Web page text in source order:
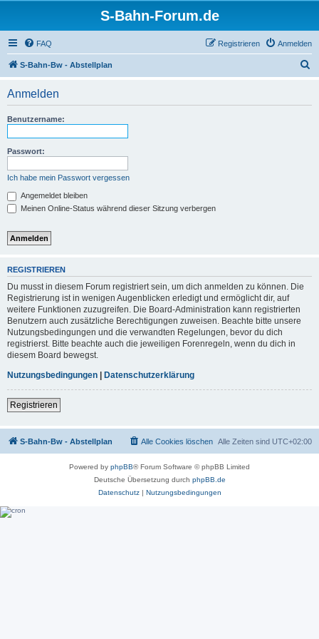
S-Bahn-Forum.de
FAQ Anmelden
Registrieren
S-Bahn-Bw - Abstellplan
Anmelden
Benutzername:
Passwort:
Ich habe mein Passwort vergessen
Angemeldet bleiben
Meinen Online-Status während dieser Sitzung verbergen
REGISTRIEREN
Du musst in diesem Forum registriert sein, um dich anmelden zu können. Die
Registrierung ist in wenigen Augenblicken erledigt und ermöglicht dir, auf
weitere Funktionen zuzugreifen. Die Board-Administration kann registrierten
Benutzern auch zusätzliche Berechtigungen zuweisen. Beachte bitte unsere
Nutzungsbedingungen und die verwandten Regelungen, bevor du dich
registrierst. Bitte beachte auch die jeweiligen Forenregeln, wenn du dich in
diesem Board bewegst.
Nutzungsbedingungen | Datenschutzerklärung
Registrieren
S-Bahn-Bw - Abstellplan Alle Zeiten sind UTC+02:00
Alle Cookies löschen
Powered by phpBB® Forum Software © phpBB Limited
Deutsche Übersetzung durch phpBB.de
Datenschutz| Nutzungsbedingungen